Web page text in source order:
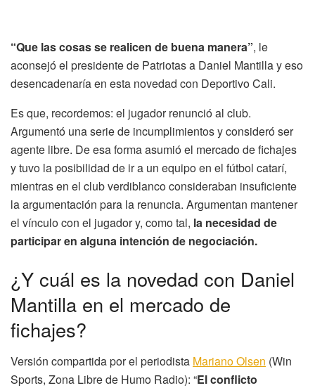
“Que las cosas se realicen de buena manera”, le
aconsejó el presidente de Patriotas a Daniel Mantilla y eso
desencadenaría en esta novedad con Deportivo Cali.
Es que, recordemos: el jugador renunció al club.
Argumentó una serie de incumplimientos y consideró ser
agente libre. De esa forma asumió el mercado de fichajes
y tuvo la posibilidad de ir a un equipo en el fútbol catarí,
mientras en el club verdiblanco consideraban insuficiente
la argumentación para la renuncia. Argumentan mantener
el vínculo con el jugador y, como tal, la necesidad de
participar en alguna intención de negociación.
¿Y cuál es la novedad con Daniel
Mantilla en el mercado de
fichajes?
Versión compartida por el periodista Mariano Olsen (Win
Sports, Zona Libre de Humo Radio): “El conflicto